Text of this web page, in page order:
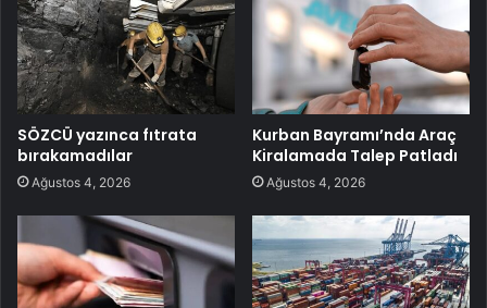
SÖZCÜ yazınca fıtrata
bırakamadılar
Ağustos 4, 2026
Kurban Bayramı’nda Araç
Kiralamada Talep Patladı
Ağustos 4, 2026